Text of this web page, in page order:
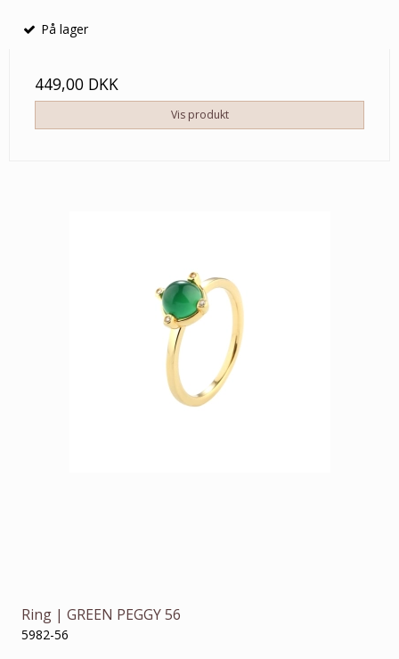
På lager
449,00 DKK
Vis produkt
Ring | GREEN PEGGY 56
5982-56